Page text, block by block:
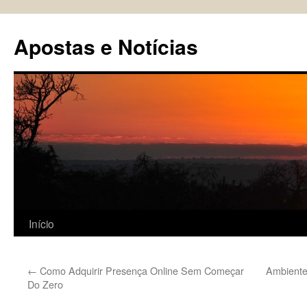
conteúdo
Apostas e Notícias
Início
← Como Adquirir Presença Online Sem Começar
Do Zero